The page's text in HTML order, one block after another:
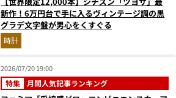
新作！6万円台で手に入るヴィンテージ調の黒
グラデ文字盤が男心をくすぐる
時計
2026/07/20 19:00
特集 月間人気記事ランキング